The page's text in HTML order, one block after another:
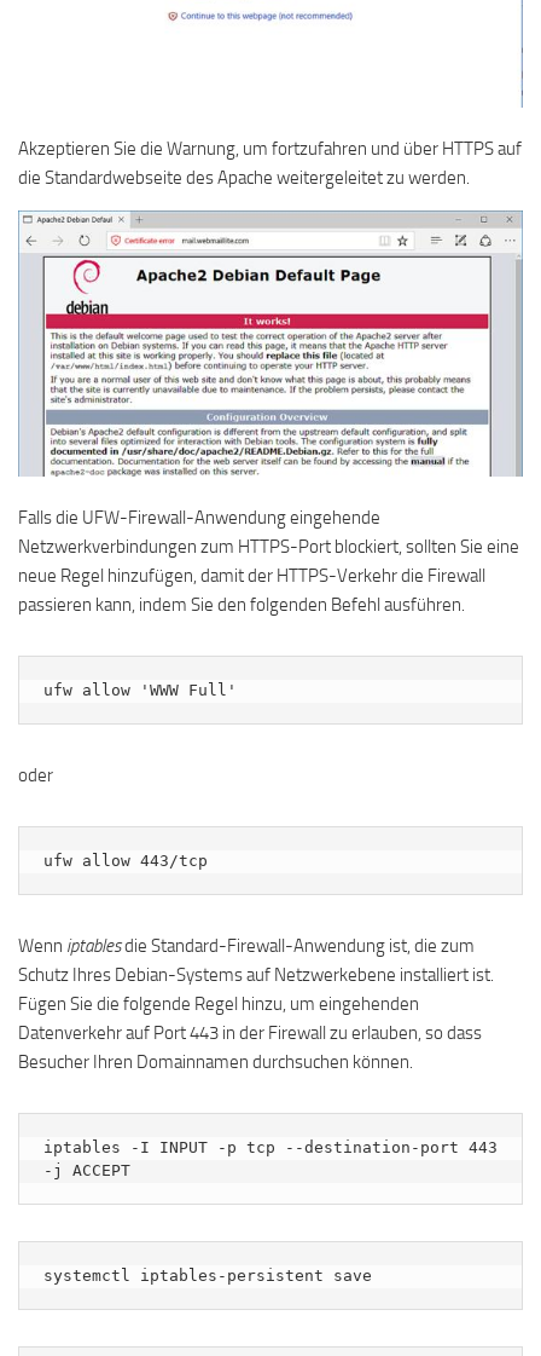
Akzeptieren Sie die Warnung, um fortzufahren und über HTTPS auf
die Standardwebseite des Apache weitergeleitet zu werden.
Falls die UFW-Firewall-Anwendung eingehende
Netzwerkverbindungen zum HTTPS-Port blockiert, sollten Sie eine
neue Regel hinzufügen, damit der HTTPS-Verkehr die Firewall
passieren kann, indem Sie den folgenden Befehl ausführen.
ufw allow 'WWW Full'
oder
ufw allow 443/tcp
Wenn iptablesdie Standard-Firewall-Anwendung ist, die zum
Schutz Ihres Debian-Systems auf Netzwerkebene installiert ist.
Fügen Sie die folgende Regel hinzu, um eingehenden
Datenverkehr auf Port 443 in der Firewall zu erlauben, so dass
Besucher Ihren Domainnamen durchsuchen können.
iptables -I INPUT -p tcp --destination-port 443
-j ACCEPT
systemctl iptables-persistent save